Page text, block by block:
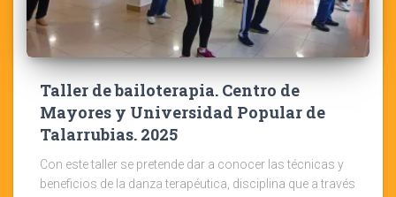
Taller de bailoterapia. Centro de
Mayores y Universidad Popular de
Talarrubias. 2025
Con este taller se pretende dar a conocer las técnicas y
beneficios de la danza terapéutica, disciplina que a través